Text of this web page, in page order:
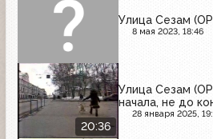
Улица Сезам
8 мая 2023, 18:46
20:36
Улица Сезам
начала, не до
28 января 2025,